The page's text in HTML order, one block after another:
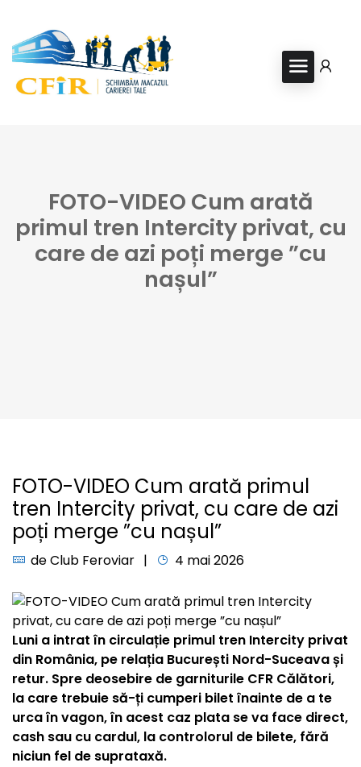
FOTO-VIDEO Cum arată
primul tren Intercity privat, cu
care de azi poți merge ”cu
nașul”
FOTO-VIDEO Cum arată primul
tren Intercity privat, cu care de azi
poți merge ”cu nașul”
deClub Feroviar 4 mai 2026
Luni a intrat în circulație primul tren Intercity privat
din România, pe relația București Nord-Suceava și
retur. Spre deosebire de garniturile CFR Călători,
la care trebuie să-ți cumperi bilet înainte de a te
urca în vagon, în acest caz plata se va face direct,
cash sau cu cardul, la controlorul de bilete, fără
niciun fel de suprataxă.